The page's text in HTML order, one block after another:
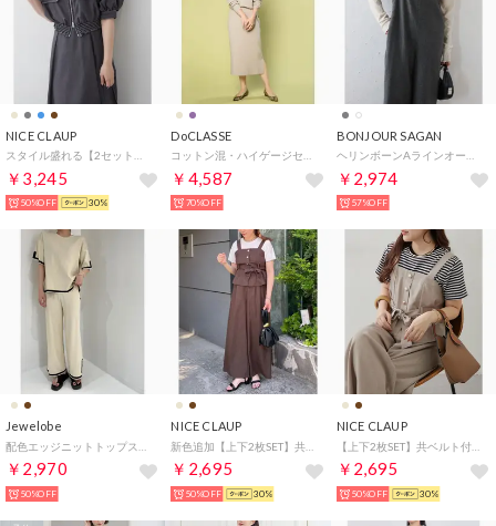
NICE CLAUP
￥3,245
50%OFF 30%
DoCLASSE
￥4,587
70%OFF
BONJOUR SAGAN
￥2,974
57%OFF
Jewelobe
￥2,970
50%OFF
NICE CLAUP
￥2,695
50%OFF 30%
NICE CLAUP
【上下2枚SET】共ベルト付ビスチェ+ワイドパンツ （GBE）
￥2,695
50%OFF 30%